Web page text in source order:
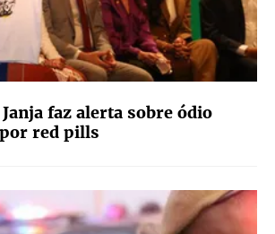
faz alerta sobre ódio
red pills